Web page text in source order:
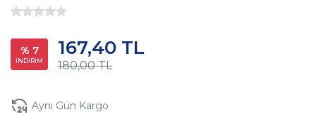
% 7
İNDİRİM 180,00 TL
167,40 TL
Aynı Gün Kargo